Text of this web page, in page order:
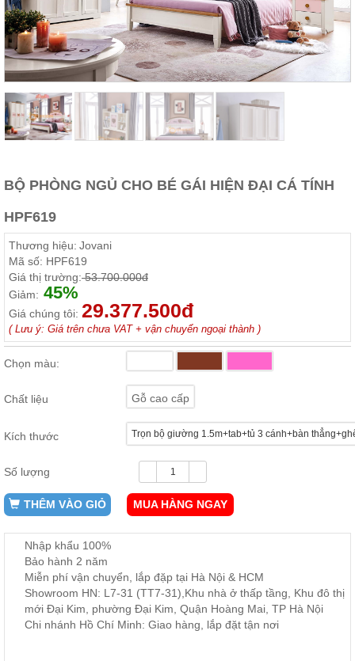
Thất
Phòng
Khách
Sofa,
tủ
rượu,
Bàn
trà...
Nội
Ngủ
ngủ, tủ
trang
Nội
Thất
Phòng
Ăn
ăn,
kệ
Nội
Ban
Công,
Vườn
Phụ
BỘ PHÒNG NGỦ CHO BÉ GÁI HIỆN ĐẠI CÁ TÍNH
HPF619
Thương hiệu: Jovani
Mã số: HPF619
Giá thị trường:53.700.000đ
Giảm: 45%
Giá chúng tôi: 29.377.500đ
( Lưu ý: Giá trên chưa VAT + vận chuyển ngoại thành )
Chọn màu:
Chất liệu Gỗ cao cấp
Kích thước Trọn bộ giường 1.5m+tab+tủ 3 cánh+bàn
Số lượng
THÊM VÀO GIỎ MUA HÀNG NGAY
Nhập khẩu 100%
Bảo hành 2 năm
Miễn phí vận chuyển, lắp đặp tại Hà Nội & HCM
Showroom HN: L7-31 (TT7-31),Khu nhà ở thấp tầng, Khu đô thị
mới Đại Kim, phường Đại Kim, Quận Hoàng Mai, TP Hà Nội
Chi nhánh Hồ Chí Minh: Giao hàng, lắp đặt tận nơi